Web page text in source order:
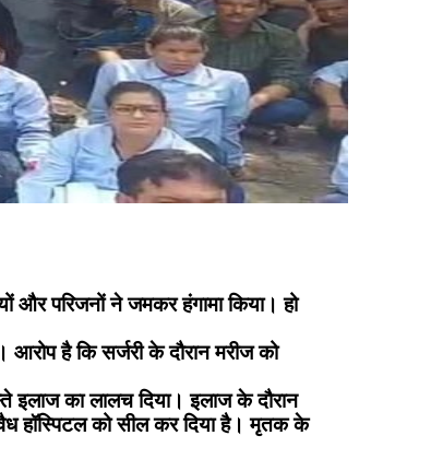
और परिजनों ने जमकर हंगामा किया। हो
आरोप है कि सर्जरी के दौरान मरीज को
इलाज का लालच दिया। इलाज के दौरान
हॉस्पिटल को सील कर दिया है। मृतक के